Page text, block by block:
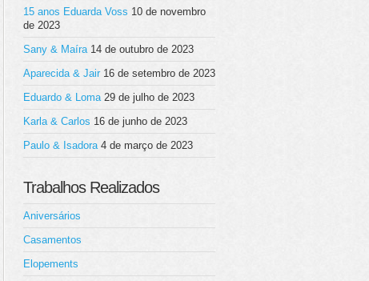
15 anos Eduarda Voss 10 de novembro
de 2023
Sany & Maíra 14 de outubro de 2023
Aparecida & Jair 16 de setembro de 2023
Eduardo & Loma 29 de julho de 2023
Karla & Carlos 16 de junho de 2023
Paulo & Isadora 4 de março de 2023
Trabalhos Realizados
Aniversários
Casamentos
Elopements